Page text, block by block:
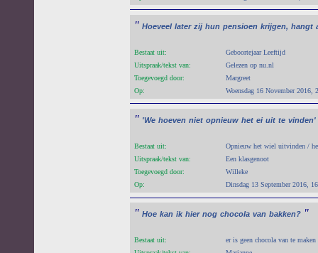
" Hoeveel later zij hun pensioen krijgen, hangt
Bestaat uit:
Geboortejaar Leeftijd
Uitspraak/tekst van:
Gelezen op nu.nl
Toegevoegd door:
Margreet
Op:
Woensdag 16 November 2016,
" 'We hoeven niet opnieuw het ei uit te vinden'
Bestaat uit:
Opnieuw het wiel uitvinden /
Uitspraak/tekst van:
Een klasgenoot
Toegevoegd door:
Willeke
Op:
Dinsdag 13 September 2016,
" Hoe kan ik hier nog chocola van bakken? "
Bestaat uit:
er is geen chocola van te